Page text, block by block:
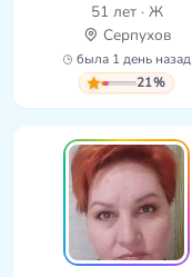
51 лет · Ж
Серпухов
была 1 день назад
21%